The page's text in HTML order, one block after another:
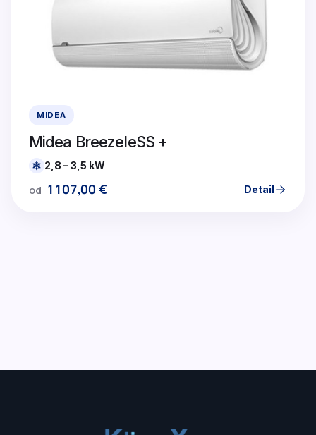
MIDEA
Midea BreezeleSS +
2,8 – 3,5 kW
od 1107,00 € Detail